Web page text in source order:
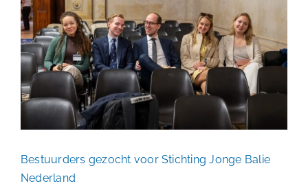
Bestuurders gezocht voor
Stichting Jonge Balie Nederland
Nieuws
Bestuurders gezocht voor Stichting Jonge Balie
Nederland